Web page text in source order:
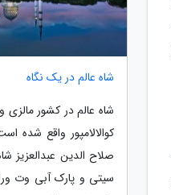
شاه عالم در یک نگاه
شاه عالم در کشور مالزی
کوالالامپور واقع
صلاح الدین عبدالعزیز
سیتی و پارک آبی وت